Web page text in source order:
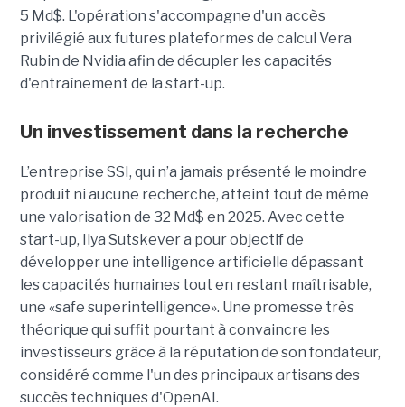
5 Md$. L'opération s'accompagne d'un accès
privilégié aux futures plateformes de calcul Vera
Rubin de Nvidia afin de décupler les capacités
d'entraînement de la start-up.
Un investissement dans la recherche
L’entreprise SSI, qui n’a jamais présenté le moindre
produit ni aucune recherche, atteint tout de même
une valorisation de 32 Md$ en 2025. Avec cette
start-up, Ilya Sutskever a pour objectif de
développer une intelligence artificielle dépassant
les capacités humaines tout en restant maîtrisable,
une «safe superintelligence». Une promesse très
théorique qui suffit pourtant à convaincre les
investisseurs grâce à la réputation de son fondateur,
considéré comme l'un des principaux artisans des
succès techniques d'OpenAI.